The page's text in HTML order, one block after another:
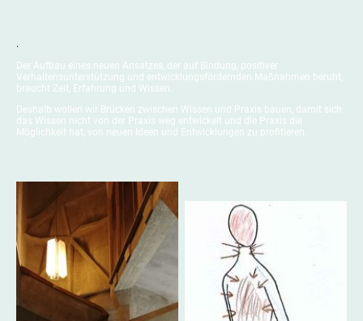
.
Der Aufbau eines neuen Ansatzes, der auf Bindung, positiver
Verhaltensunterstützung und entwicklungsfördernden Maßnahmen beruht,
braucht Zeit, Erfahrung und Wissen.
Deshalb wollen wir Brücken zwischen Wissen und Praxis bauen, damit sich
das Wissen nicht von der Praxis weg entwickelt und die Praxis die
Möglichkeit hat, von neuen Ideen und Entwicklungen zu profitieren.